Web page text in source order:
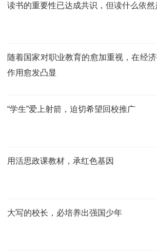
读书的重要性已达成共识，但读什么依
随着国家对职业教育的愈加重视，在经
作用愈发凸显
“学生”爱上射箭，迫切希望回校推广
用活思政课教材，承红色基因
大写的校长，必培养出强国少年